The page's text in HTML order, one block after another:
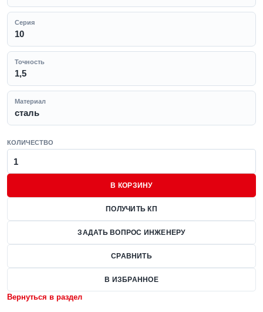
Серия
10
Точность
1,5
Материал
сталь
КОЛИЧЕСТВО
В КОРЗИНУ
ПОЛУЧИТЬ КП
ЗАДАТЬ ВОПРОС ИНЖЕНЕРУ
СРАВНИТЬ
В ИЗБРАННОЕ
Вернуться в раздел